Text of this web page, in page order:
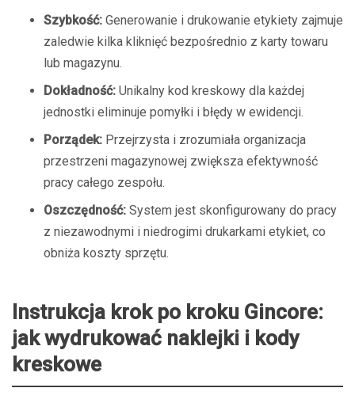
Szybkość: Generowanie i drukowanie etykiety zajmuje
zaledwie kilka kliknięć bezpośrednio z karty towaru
lub magazynu.
Dokładność: Unikalny kod kreskowy dla każdej
jednostki eliminuje pomyłki i błędy w ewidencji.
Porządek: Przejrzysta i zrozumiała organizacja
przestrzeni magazynowej zwiększa efektywność
pracy całego zespołu.
Oszczędność: System jest skonfigurowany do pracy
z niezawodnymi i niedrogimi drukarkami etykiet, co
obniża koszty sprzętu.
Instrukcja krok po kroku Gincore:
jak wydrukować naklejki i kody
kreskowe